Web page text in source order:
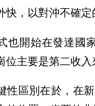
快，以對沖不確定
也開始在發達國
位主要是第二收入
性區別在於，在